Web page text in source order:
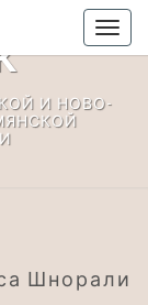
И НОВО-
Шнорали